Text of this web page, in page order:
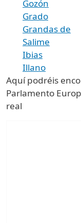
Gozón
Grado
Grandas de
Salime
Ibias
Illano
Aquí podréis
Parlamento
real